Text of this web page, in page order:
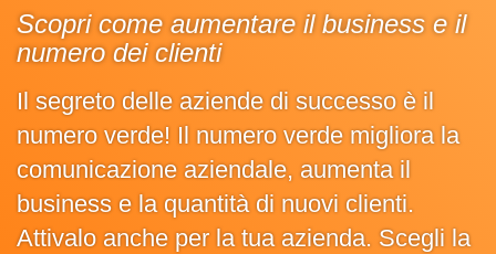
Scopri come aumentare il business e il
numero dei clienti
Il segreto delle aziende di successo è il
numero verde! Il numero verde migliora la
comunicazione aziendale, aumenta il
business e la quantità di nuovi clienti.
Attivalo anche per la tua azienda. Scegli la